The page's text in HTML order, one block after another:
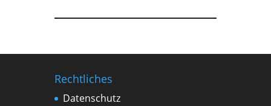
Rechtliches
Datenschutz